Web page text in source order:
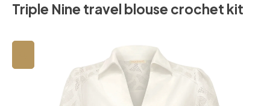
Triple Nine travel blouse crochet kit